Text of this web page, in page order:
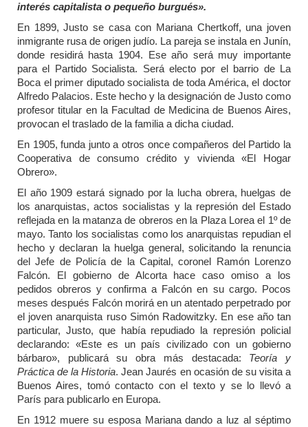
interés capitalista o pequeño burgués».
En 1899, Justo se casa con Mariana Chertkoff, una joven
inmigrante rusa de origen judío. La pareja se instala en Junín,
donde residirá hasta 1904. Ese año será muy importante
para el Partido Socialista. Será electo por el barrio de La
Boca el primer diputado socialista de toda América, el doctor
Alfredo Palacios. Este hecho y la designación de Justo como
profesor titular en la Facultad de Medicina de Buenos Aires,
provocan el traslado de la familia a dicha ciudad.
En 1905, funda junto a otros once compañeros del Partido la
Cooperativa de consumo crédito y vivienda «El Hogar
Obrero».
El año 1909 estará signado por la lucha obrera, huelgas de
los anarquistas, actos socialistas y la represión del Estado
reflejada en la matanza de obreros en la Plaza Lorea el 1º de
mayo. Tanto los socialistas como los anarquistas repudian el
hecho y declaran la huelga general, solicitando la renuncia
del Jefe de Policía de la Capital, coronel Ramón Lorenzo
Falcón. El gobierno de Alcorta hace caso omiso a los
pedidos obreros y confirma a Falcón en su cargo. Pocos
meses después Falcón morirá en un atentado perpetrado por
el joven anarquista ruso Simón Radowitzky. En ese año tan
particular, Justo, que había repudiado la represión policial
declarando: «Este es un país civilizado con un gobierno
bárbaro», publicará su obra más destacada:
Teoría y
Práctica de la Historia. Jean Jaurés en ocasión de su visita a
Buenos Aires, tomó contacto con el texto y se lo llevó a
París para publicarlo en Europa.
En 1912 muere su esposa Mariana dando a luz al séptimo